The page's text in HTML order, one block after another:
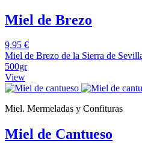
Miel de Brezo
9,95 €
Miel de Brezo de la Sierra de
500gr
View
Miel. Mermeladas y Confituras
Miel de Cantueso